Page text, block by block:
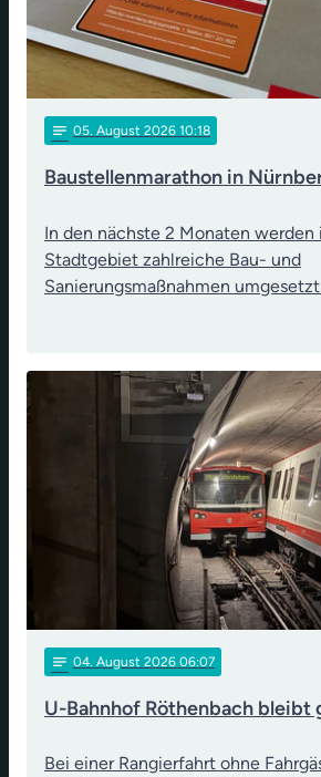
notes 05. August 2026 10:18
Baustellenmarathon in
In den nächste 2 Monaten werden
Stadtgebiet zahlreiche Bau- und
Sanierungsmaßnahmen
notes 04 . August 2026 06:07
U-Bahnhof Röthenbach bleibt
Bei einer Rangierfahrt ohne